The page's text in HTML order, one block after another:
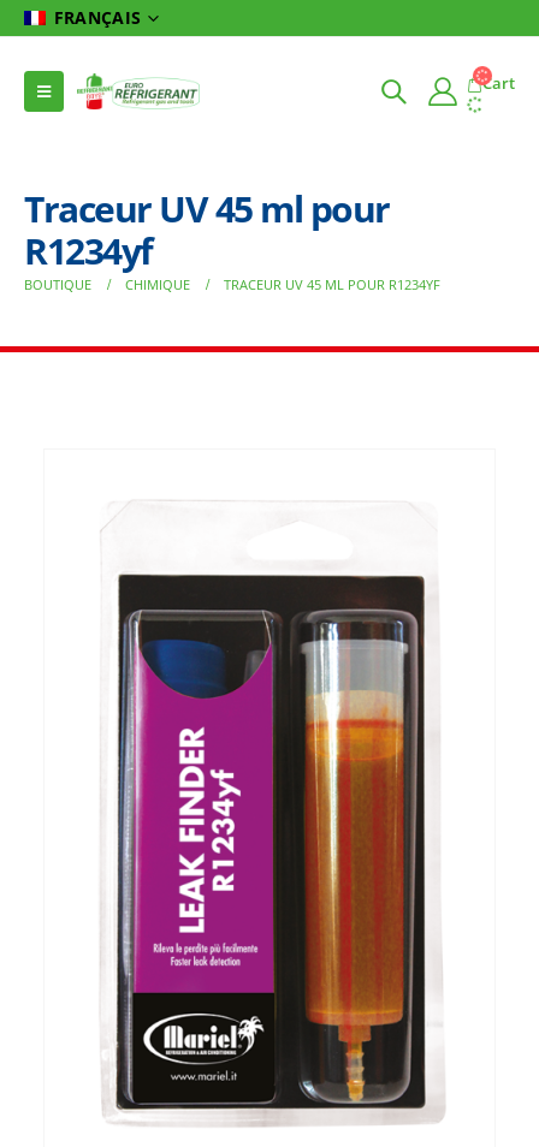
FRANÇAIS
Cart
Traceur UV 45 ml pour
R1234yf
BOUTIQUE CHIMIQUE TRACEUR UV 45 ML POUR R1234YF